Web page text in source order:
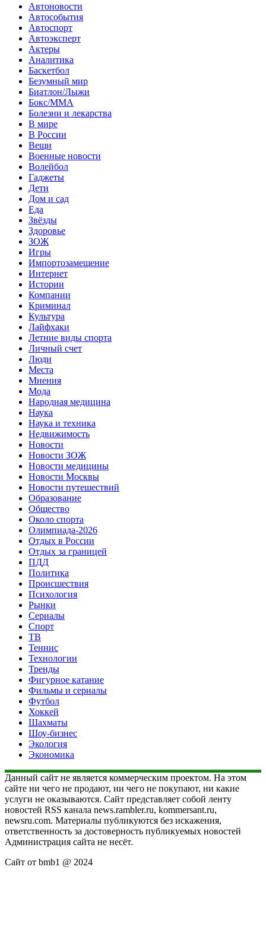
Автоновости
Автособытия
Автоспорт
Автоэксперт
Актеры
Аналитика
Баскетбол
Безумный мир
Биатлон/Лыжи
Бокс/MMA
Болезни и лекарства
В мире
В России
Вещи
Военные новости
Волейбол
Гаджеты
Дети
Дом и сад
Еда
Звёзды
Здоровье
ЗОЖ
Игры
Импортозамещение
Интернет
Истории
Компании
Криминал
Культура
Лайфхаки
Летние виды спорта
Личный счет
Люди
Места
Мнения
Мода
Народная медицина
Наука
Наука и техника
Недвижимость
Новости
Новости ЗОЖ
Новости медицины
Новости Москвы
Новости путешествий
Образование
Общество
Около спорта
Олимпиада-2026
Отдых в России
Отдых за границей
ПДД
Политика
Происшествия
Психология
Рынки
Сериалы
Спорт
ТВ
Теннис
Технологии
Тренды
Фигурное катание
Фильмы и сериалы
Футбол
Хоккей
Шахматы
Шоу-бизнес
Экология
Экономика
Данный сайт не является коммерческим проектом. На этом
сайте ни чего не продают, ни чего не покупают, ни какие
услуги не оказываются. Сайт представляет собой ленту
новостей RSS канала news.rambler.ru, kommersant.ru,
newsru.com. Материалы публикуются без искажения,
ответственность за достоверность публикуемых новостей
Администрация сайта не несёт.
Сайт от bmb1 @ 2024